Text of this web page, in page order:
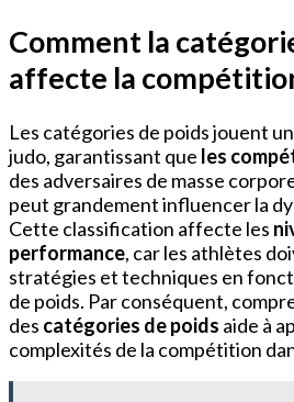
Comment la
affecte la
Les catégories de poids jouent
judo, garantissant que les
des adversaires de masse
peut grandement influencer la
Cette classification affecte les
performance, car les athlètes
stratégies et techniques en
de poids. Par conséquent,
des catégories de poids aide à
complexités de la compétition